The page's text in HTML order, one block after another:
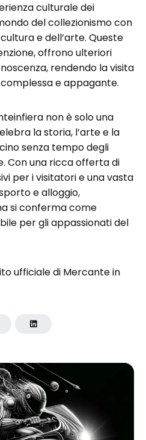
culturale dei
del collezionismo con
e dell’arte. Queste
offrono ulteriori
rendendo la visita
e appagante.
non è solo una
la storia, l’arte e la
senza tempo degli
Con una ricca offerta di
per i visitatori e una vasta
e alloggio,
si conferma come
per gli appassionati del
ufficiale di Mercante in